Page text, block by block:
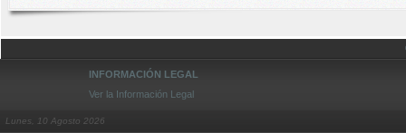
INFORMACIÓN LEGAL
Ver la Información Legal
Lunes, 10 Agosto 2026